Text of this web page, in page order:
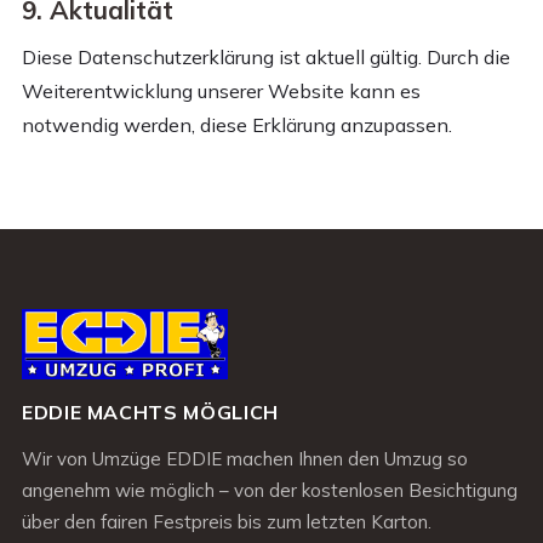
9. Aktualität
Diese Datenschutzerklärung ist aktuell gültig. Durch die
Weiterentwicklung unserer Website kann es
notwendig werden, diese Erklärung anzupassen.
EDDIE MACHTS MÖGLICH
Wir von Umzüge EDDIE machen Ihnen den Umzug so
angenehm wie möglich – von der kostenlosen Besichtigung
über den fairen Festpreis bis zum letzten Karton.